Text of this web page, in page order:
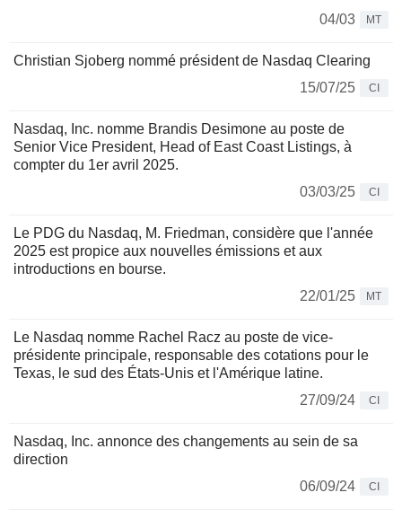
04/03
MT
Christian Sjoberg nommé président de Nasdaq Clearing
15/07/25
CI
Nasdaq, Inc. nomme Brandis Desimone au poste de
Senior Vice President, Head of East Coast Listings, à
compter du 1er avril 2025.
03/03/25
CI
Le PDG du Nasdaq, M. Friedman, considère que l'année
2025 est propice aux nouvelles émissions et aux
introductions en bourse.
22/01/25
MT
Le Nasdaq nomme Rachel Racz au poste de vice-
présidente principale, responsable des cotations pour le
Texas, le sud des États-Unis et l'Amérique latine.
27/09/24
CI
Nasdaq, Inc. annonce des changements au sein de sa
direction
06/09/24
CI